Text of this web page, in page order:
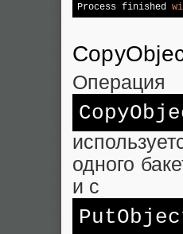
Process finished
Операция
одного
и с